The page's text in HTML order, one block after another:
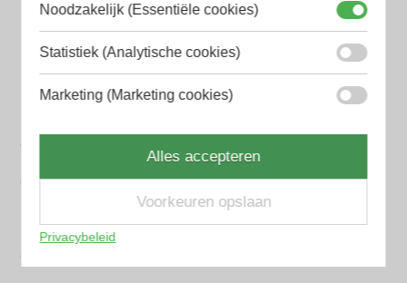
Azzaro Heren parfum
BALR. Heren parfum
BVLGARI Heren parfum
Creed heren parfum
Noodzakelijk (Essentiële cookies)
Statistiek (Analytische cookies)
Marketing (Marketing cookies)
Alles accepteren
Voorkeuren opslaan
Privacybeleid